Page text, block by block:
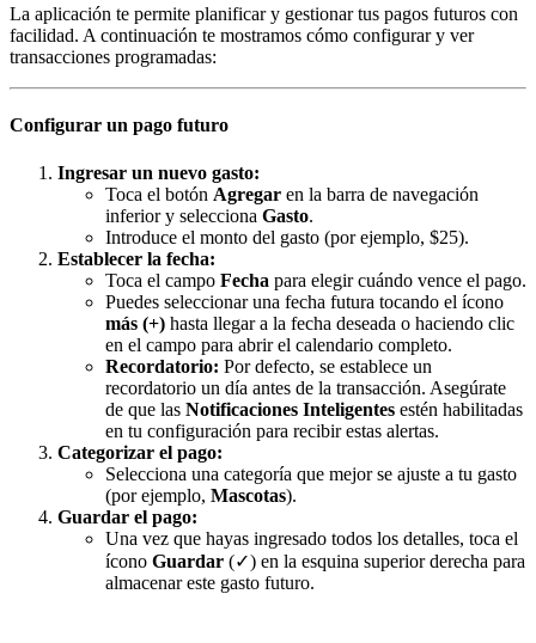
La aplicación te permite planificar y gestionar tus pagos futuros con
facilidad. A continuación te mostramos cómo configurar y ver
transacciones programadas:
Configurar un pago futuro
Ingresar un nuevo gasto:
Toca el botón Agregar en la barra de navegación
inferior y selecciona Gasto.
Introduce el monto del gasto (por ejemplo, $25).
Establecer la fecha:
Toca el campo Fecha para elegir cuándo vence el pago.
Puedes seleccionar una fecha futura tocando el ícono
más (+) hasta llegar a la fecha deseada o haciendo clic
en el campo para abrir el calendario completo.
Recordatorio: Por defecto, se establece un
recordatorio un día antes de la transacción. Asegúrate
de que las Notificaciones Inteligentes estén habilitadas
en tu configuración para recibir estas alertas.
Categorizar el pago:
Selecciona una categoría que mejor se ajuste a tu gasto
(por ejemplo, Mascotas).
Guardar el pago:
Una vez que hayas ingresado todos los detalles, toca el
ícono Guardar (✓) en la esquina superior derecha para
almacenar este gasto futuro.